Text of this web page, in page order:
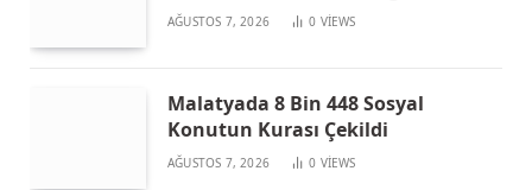
AĞUSTOS 7, 2026 0 VIEWS
Malatyada 8 Bin 448 Sosyal
Konutun Kurası Çekildi
AĞUSTOS 7, 2026 0 VIEWS